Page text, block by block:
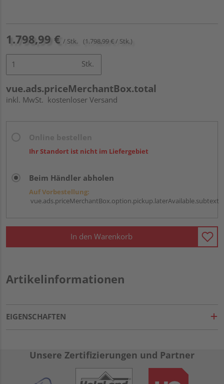
1.798,99 € / Stk. (1.798,99 € / Stk.)
Stk.
vue.ads.priceMerchantBox.total
inkl. MwSt. kostenloser Versand
Ihr Standort ist nicht im Liefergebiet
Beim Händler abholen
Auf Vorbestellung:
vue.ads.priceMerchantBox.option.pickup.laterAvailable.subtext
In den Warenkorb
Artikelinformationen
EIGENSCHAFTEN
Unsere Zertifizierungen und Partner